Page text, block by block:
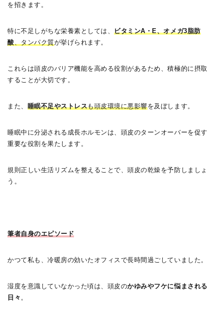
を招きます。
特に不足しがちな栄養素としては、
ビタミンA・E、オメガ3脂肪
酸 、タンパク質が挙げられます。
これらは頭皮のバリア機能を高める役割があるため、積極的に摂取
することが大切です。
また、 睡眠不足やストレスも頭皮環境に悪影響を及ぼします。
睡眠中に分泌される成長ホルモンは、頭皮のターンオーバーを促す
重要な役割を果たします。
規則正しい生活リズムを整えることで、頭皮の乾燥を予防しましょ
う。
筆者自身のエピソード
かつて私も、冷暖房の効いたオフィスで長時間過ごしていました。
湿度を意識していなかった頃は、頭皮のかゆみやフケに悩まされる
日々 。